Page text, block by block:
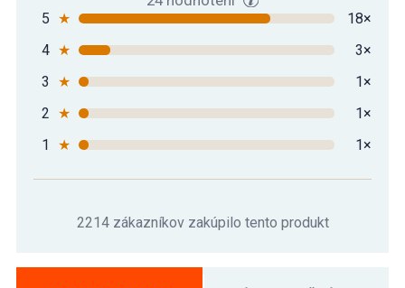
5 ★
18×
4 ★
3×
3
★
1×
2 ★
1×
1
★ 1×
2214 zákazníkov zakúpilo tento produkt